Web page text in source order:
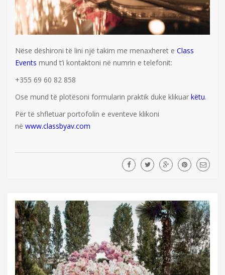
Nëse dëshironi të lini një takim me menaxheret e Class
Events mund t’i kontaktoni në numrin e telefonit:
+355 69 60 82 858
Ose mund të plotësoni formularin praktik duke klikuar këtu.
Për të shfletuar portofolin e eventeve klikoni
në www.classbyav.com